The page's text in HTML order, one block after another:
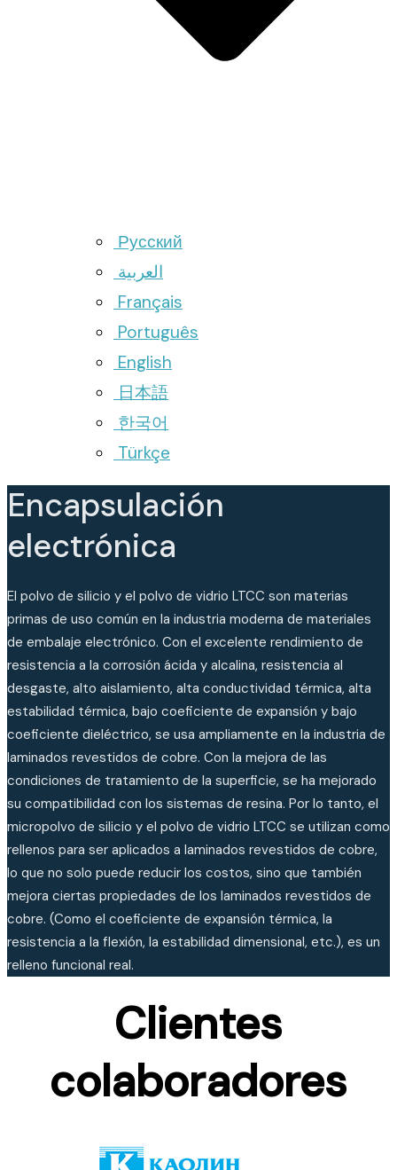
Русский
العربية
Français
Português
English
日本語
한국어
Türkçe
Encapsulación
electrónica
El polvo de silicio y el polvo de vidrio LTCC son materias
primas de uso común en la industria moderna de materiales
de embalaje electrónico. Con el excelente rendimiento de
resistencia a la corrosión ácida y alcalina, resistencia al
desgaste, alto aislamiento, alta conductividad térmica, alta
estabilidad térmica, bajo coeficiente de expansión y bajo
coeficiente dieléctrico, se usa ampliamente en la industria de
laminados revestidos de cobre. Con la mejora de las
condiciones de tratamiento de la superficie, se ha mejorado
su compatibilidad con los sistemas de resina. Por lo tanto, el
micropolvo de silicio y el polvo de vidrio LTCC se utilizan como
rellenos para ser aplicados a laminados revestidos de cobre,
lo que no solo puede reducir los costos, sino que también
mejora ciertas propiedades de los laminados revestidos de
cobre. (Como el coeficiente de expansión térmica, la
resistencia a la flexión, la estabilidad dimensional, etc.), es un
relleno funcional real.
Clientes
colaboradores